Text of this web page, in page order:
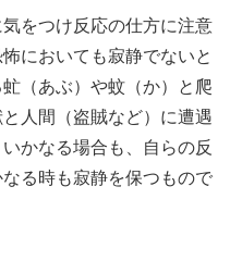
をつけ反応の仕方に注意
においても寂静でないと
（あぶ）や蚊（か）と爬
人間（盗賊など）に遭遇
かなる場合も、自らの反
る時も寂静を保つもので